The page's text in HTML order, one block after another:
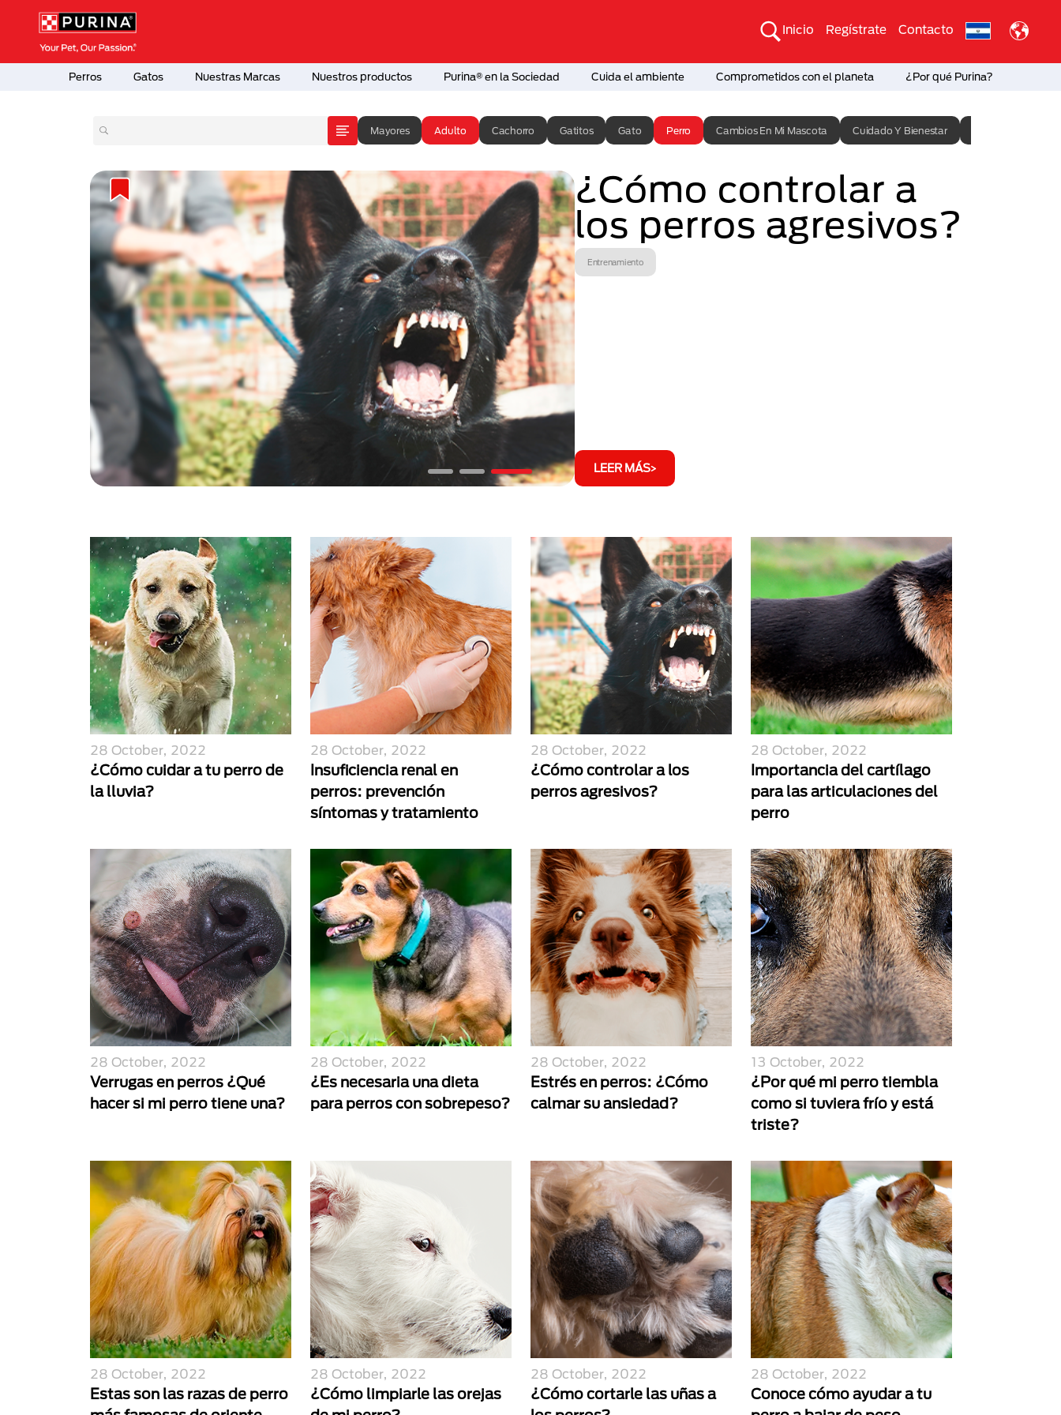
Pasar al contenido principal
Menú Secundario Purina
Inicio Regístrate Contacto
Menú Principal Purina
Perros Gatos Nuestras Marcas Nuestros productos Purina® en la Sociedad Cuida el ambiente Comprometidos con el planeta ¿Por qué Purina?
Mayores Adulto Cachorro Gatitos Gato Perro Cambios En Mi Mascota Cuidado Y Bienestar
¿Cómo controlar a
los perros agresivos?
Entrenamiento
LEER MÁS
28 October, 2022
¿Cómo cuidar a tu perro de
la lluvia?
28 October, 2022
Insuficiencia renal en
perros: prevención
síntomas y tratamiento
28 October, 2022
¿Cómo controlar a los
perros agresivos?
28 October, 2022
Importancia del cartílago
para las articulaciones del
perro
28 October, 2022
Verrugas en perros ¿Qué
hacer si mi perro tiene una?
28 October, 2022
¿Es necesaria una dieta
para perros con sobrepeso?
28 October, 2022
Estrés en perros: ¿Cómo
calmar su ansiedad?
13 October, 2022
¿Por qué mi perro tiembla
como si tuviera frío y está
triste?
28 October, 2022
Estas son las razas de perro
28 October, 2022
¿Cómo limpiarle las orejas
28 October, 2022
¿Cómo cortarle las uñas a
28 October, 2022
Conoce cómo ayudar a tu